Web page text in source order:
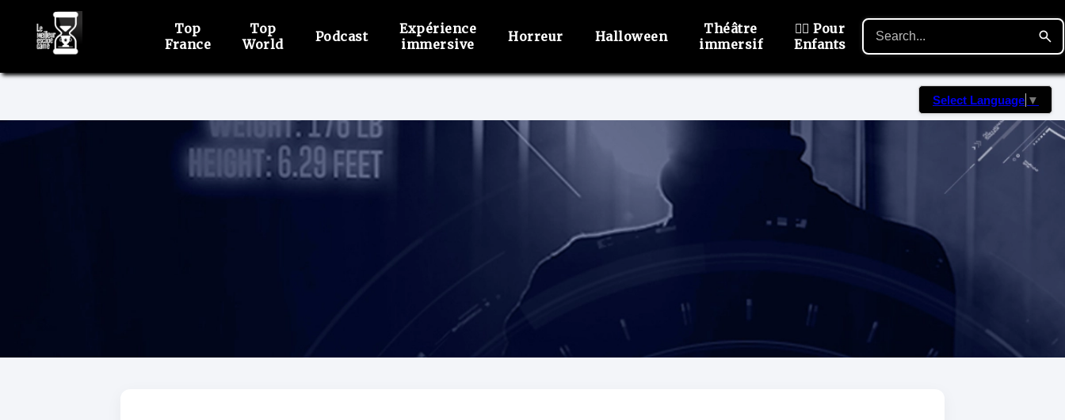
Top
France
Top
World
Podcast
Expérience
immersive
Horreur Halloween
Théâtre
immersif
🙋‍♂️ Pour
Enfants
Select Language ▼